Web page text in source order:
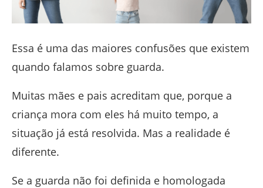
Essa é uma das maiores confusões que existem
quando falamos sobre guarda.
Muitas mães e pais acreditam que, porque a
criança mora com eles há muito tempo, a
situação já está resolvida. Mas a realidade é
diferente.
Se a guarda não foi definida e homologada